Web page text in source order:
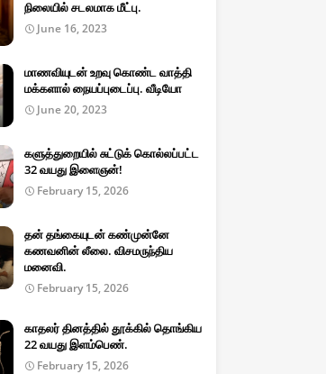
நிலையில் சடலமாக மீட்பு.
June 16, 2023
மாணவியுடன் உறவு கொண்ட வாத்தி
மக்களால் நையப்புடைப்பு. வீடியோ
June 20, 2023
களுத்துறையில் சுட்டுக் கொல்லப்பட்ட
32 வயது இளைஞன்!
February 15, 2026
தன் தங்கையுடன் கண்முன்னே
கணவனின் லீலை. விசமருந்திய
மனைவி.
February 15, 2026
காதலர் தினத்தில் தூக்கில் தொங்கிய
22 வயது இளம்பெண்.
February 15, 2026